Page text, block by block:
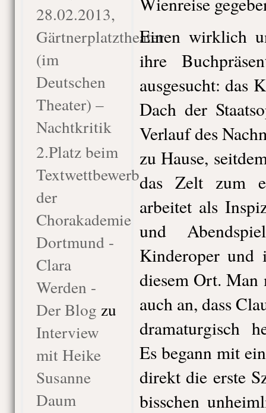
28.02.2013,
Gärtnerplatztheater
(im
Deutschen
Theater) –
Nachtkritik
2.Platz beim
Textwettbewerb
der
Chorakademie
Dortmund -
Clara
Werden -
Der Blog zu
Interview
mit Heike
Susanne
Daum
Einen wirklich
ihre
ausgesucht: das
Dach der
Verlauf des
zu Hause,
das Zelt zum
arbeitet als
und
Kinderoper und
diesem Ort. Man
auch an, dass
dramaturgisch
Es begann mit
direkt die erste
bisschen